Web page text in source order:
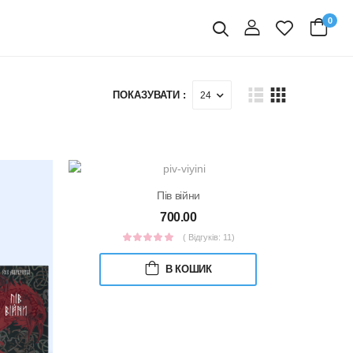
Пошуквхід
0
ПОКАЗУВАТИ :
Пів війни
700.00
( Відгуків: 11)
В КОШИК